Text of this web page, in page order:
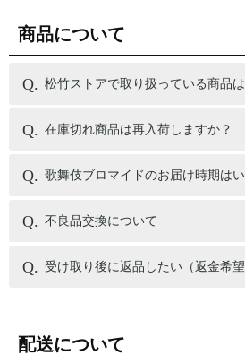
商品について
松竹ストアで取り扱っている商品
在庫切れ商品は再入荷しますか？
歌舞伎ブロマイドのお届け時期は
不良品交換について
受け取り後に返品したい（返金希望
配送について